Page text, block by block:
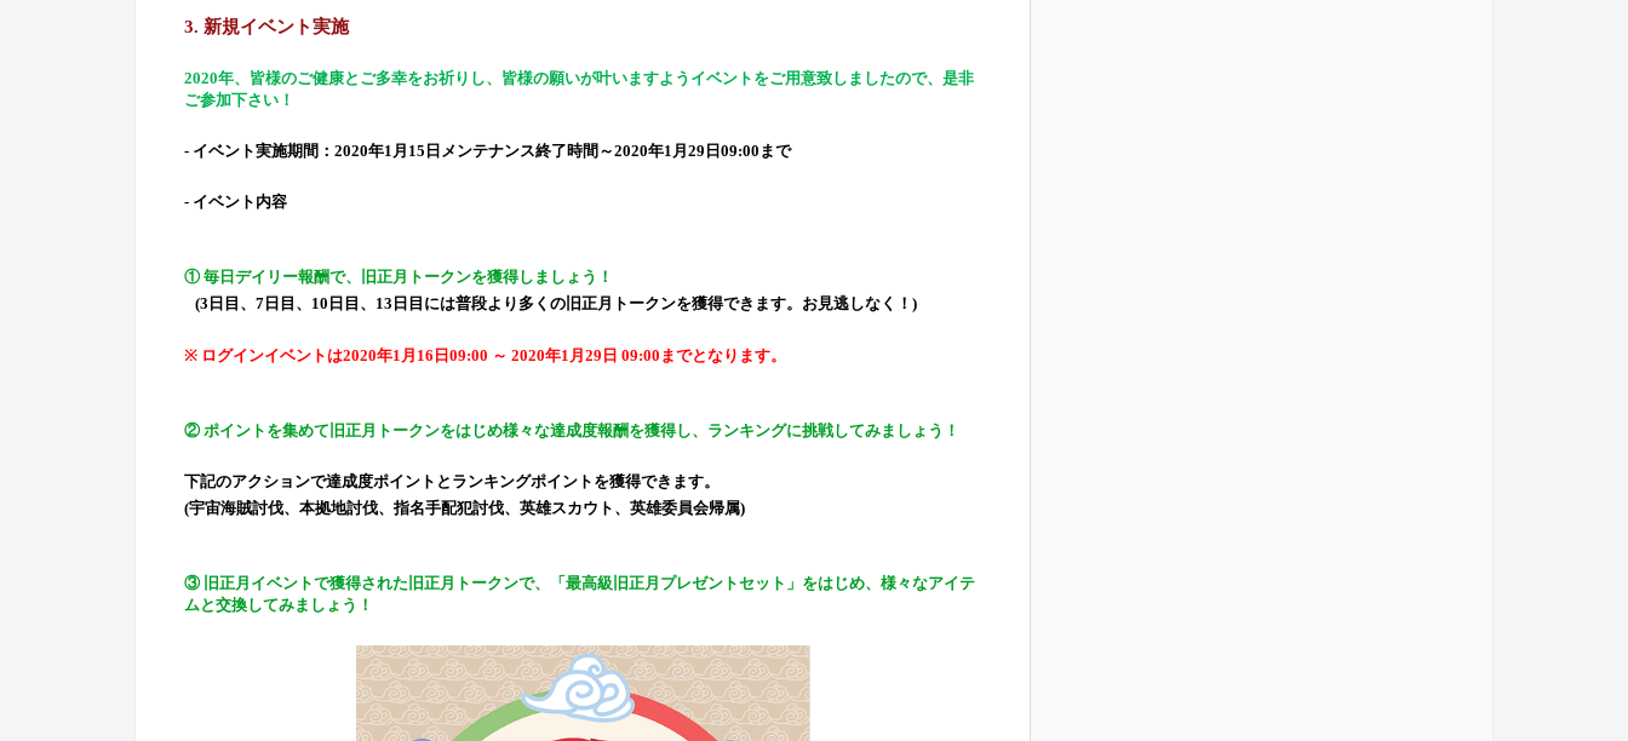
3. 新規イベント実施
2020年、皆様のご健康とご多幸をお祈りし、皆様の願いが叶いますようイベントをご用意致しましたので、是非
ご参加下さい！
- イベント実施期間： 2020年1月15日メンテナンス終了時間～2020年1月29日09:00まで
- イベント 内容
① 毎日デイリー報酬で、旧正月トークンを獲得しましょう！
(3日目、7日目、10日目、13日目には普段より多くの旧正月トークンを獲得できます。お見逃しなく！ )
※ ログインイベントは2020年1月16日09:00 ～ 2020年1月29日 09:00までとなります。
② ポイントを集めて旧正月トークンをはじめ様々な達成度報酬を獲得し、ランキングに挑戦してみましょう！
下記のアクションで達成度ポイントとランキングポイントを獲得できます。
(宇宙海賊討伐、本拠地討伐、指名手配犯討伐、英雄スカウト、英雄委員会帰属)
③ 旧正月 イベントで獲得された旧正月トークンで、「最高級旧正月プレゼントセット」をはじめ、様々なアイテ
ムと交換してみましょう！